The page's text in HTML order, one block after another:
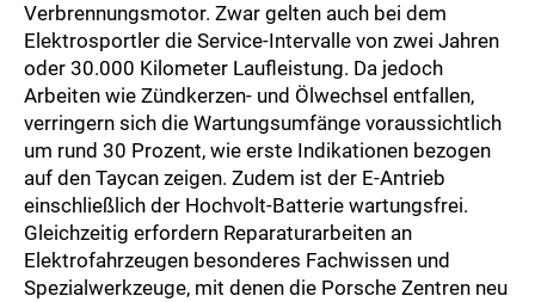
Verbrennungsmotor. Zwar gelten auch bei dem
Elektrosportler die Service-Intervalle von zwei Jahren
oder 30.000 Kilometer Laufleistung. Da jedoch
Arbeiten wie Zündkerzen- und Ölwechsel entfallen,
verringern sich die Wartungsumfänge voraussichtlich
um rund 30 Prozent, wie erste Indikationen bezogen
auf den Taycan zeigen. Zudem ist der E-Antrieb
einschließlich der Hochvolt-Batterie wartungsfrei.
Gleichzeitig erfordern Reparaturarbeiten an
Elektrofahrzeugen besonderes Fachwissen und
Spezialwerkzeuge, mit denen die Porsche Zentren neu